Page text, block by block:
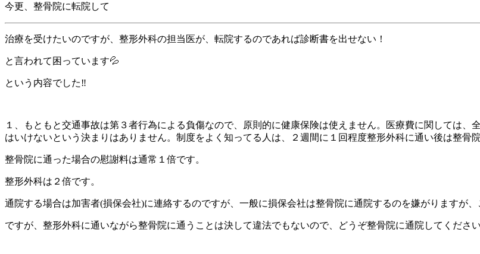
今更、整骨院に転院して
治療を受けたいのですが、整形外科の担当医が、転院するのであれば診断書を出せない！
と言われて困っています💦
という内容でした‼
１、もともと交通事故は第３者行為による負傷なので、原則的に健康保険は使えません。医療費に関しては
はいけないという決まりはありません。制度をよく知ってる人は、２週間に１回程度整形外科に通い後は整骨
整骨院に通った場合の慰謝料は通常１倍です。
整形外科は２倍です。
通院する場合は加害者(損保会社)に連絡するのですが、一般に損保会社は整骨院に通院するのを嫌がりますが
ですが、整形外科に通いながら整骨院に通うことは決して違法でもないので、どうぞ整骨院に通院してください